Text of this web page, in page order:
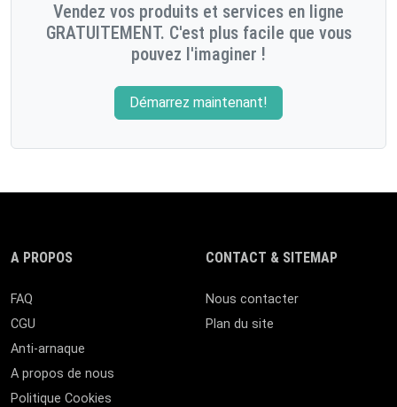
Vendez vos produits et services en ligne
GRATUITEMENT. C'est plus facile que vous
pouvez l'imaginer !
Démarrez maintenant!
A PROPOS
FAQ
CGU
Anti-arnaque
A propos de nous
Politique Cookies
CONTACT & SITEMAP
Nous contacter
Plan du site